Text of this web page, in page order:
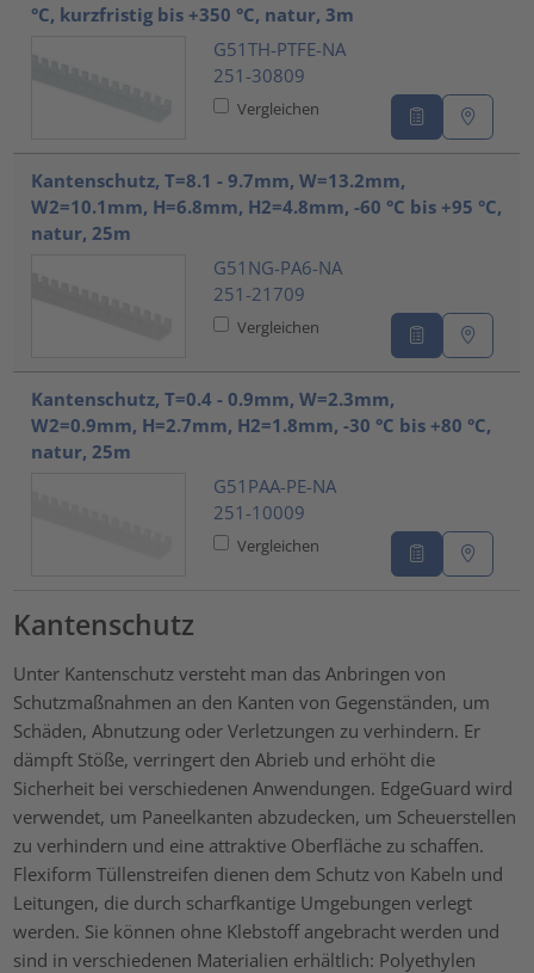
°C, kurzfristig bis +350 °C, natur, 3m
G51TH-PTFE-NA
251-30809
Vergleichen
Kantenschutz, T=8.1 - 9.7mm, W=13.2mm,
W2=10.1mm, H=6.8mm, H2=4.8mm, -60 °C bis +95 °C,
natur, 25m
G51NG-PA6-NA
251-21709
Vergleichen
Kantenschutz, T=0.4 - 0.9mm, W=2.3mm,
W2=0.9mm, H=2.7mm, H2=1.8mm, -30 °C bis +80 °C,
natur, 25m
G51PAA-PE-NA
251-10009
Vergleichen
Kantenschutz
Unter Kantenschutz versteht man das Anbringen von
Schutzmaßnahmen an den Kanten von Gegenständen, um
Schäden, Abnutzung oder Verletzungen zu verhindern. Er
dämpft Stöße, verringert den Abrieb und erhöht die
Sicherheit bei verschiedenen Anwendungen. EdgeGuard wird
verwendet, um Paneelkanten abzudecken, um Scheuerstellen
zu verhindern und eine attraktive Oberfläche zu schaffen.
Flexiform Tüllenstreifen dienen dem Schutz von Kabeln und
Leitungen, die durch scharfkantige Umgebungen verlegt
werden. Sie können ohne Klebstoff angebracht werden und
sind in verschiedenen Materialien erhältlich: Polyethylen